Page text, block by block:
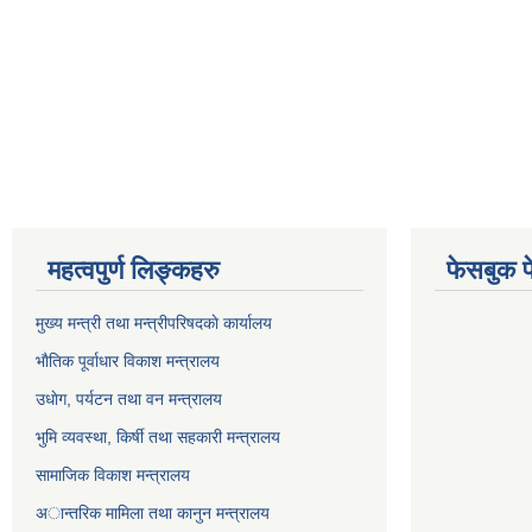
महत्वपुर्ण लिङ्कहरु
मुख्य मन्त्री तथा मन्त्रीपरिषदकाे कार्यालय
भाैतिक पूर्वाधार विकाश मन्त्रालय
उधाेग, पर्यटन तथा वन मन्त्रालय
भुमि व्यवस्था, किर्षी तथा सहकारी मन्त्रालय
सामाजिक विकाश मन्त्रालय
अान्तरिक मामिला तथा कानुन मन्त्रालय
फेसबुक